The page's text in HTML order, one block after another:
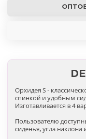
Орхидея S -
спинкой и удобным
Изготавливается в 4
Пользователю
сиденья, угла